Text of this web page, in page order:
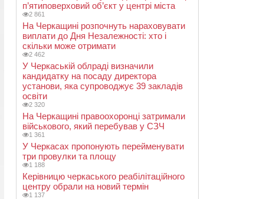
п’ятиповерховий об’єкт у центрі міста
2 861
На Черкащині розпочнуть нараховувати
виплати до Дня Незалежності: хто і
скільки може отримати
2 462
У Черкаській облраді визначили
кандидатку на посаду директора
установи, яка супроводжує 39 закладів
освіти
2 320
На Черкащині правоохоронці затримали
військового, який перебував у СЗЧ
1 361
У Черкасах пропонують перейменувати
три провулки та площу
1 188
Керівницю черкаського реабілітаційного
центру обрали на новий термін
1 137